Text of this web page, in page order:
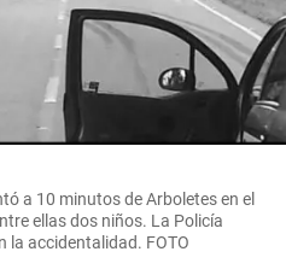
a 10 minutos de Arboletes en el
ellas dos niños. La Policía
la accidentalidad. FOTO